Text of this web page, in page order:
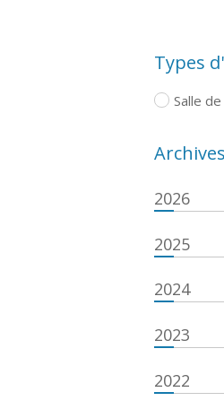
Types
Salle
Archives
2026
2025
2024
2023
2022